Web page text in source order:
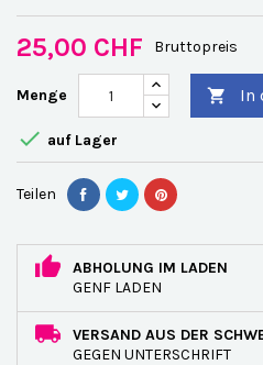
25,00 CHF Bruttopreis
Menge  In
 auf Lager
Teilen
ABHOLUNG IM LADEN
GENF LADEN
VERSAND AUS DER
GEGEN UNTERSCHRIFT